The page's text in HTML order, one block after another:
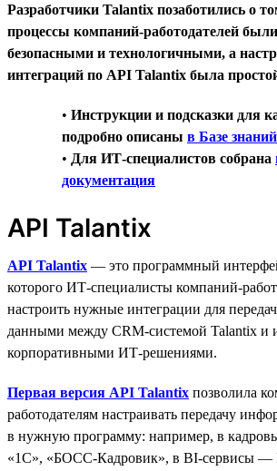
Разработчики Talantix позаботились о
процессы компаний-работодателей
безопасными и технологичными, а
интеграций по API Talantix была
• Инструкции и подсказки для
подробно описаны в Базе знаний
• Для ИТ-специалистов собрана
документация
API Talantix
API Talantix — это программный
которого ИТ-специалисты компаний-
настроить нужные интеграции для
данными между CRM-системой Talantix и
корпоративными ИТ-решениями.
Первая версия API Talantix позволила
работодателям настраивать передачу
в нужную программу: например, в
«1С», «БОСС-Кадровик», в BI-сервисы —